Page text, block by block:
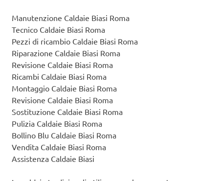
Manutenzione Caldaie Biasi Roma
Tecnico Caldaie Biasi Roma
Pezzi di ricambio Caldaie Biasi Roma
Riparazione Caldaie Biasi Roma
Revisione Caldaie Biasi Roma
Ricambi Caldaie Biasi Roma
Montaggio Caldaie Biasi Roma
Revisione Caldaie Biasi Roma
Sostituzione Caldaie Biasi Roma
Pulizia Caldaie Biasi Roma
Bollino Blu Caldaie Biasi Roma
Vendita Caldaie Biasi Roma
Assistenza Caldaie Biasi